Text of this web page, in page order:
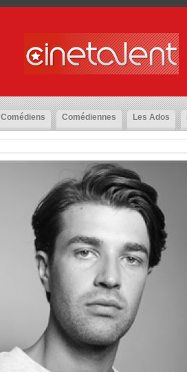
Comédiens Comédiennes Les Ados